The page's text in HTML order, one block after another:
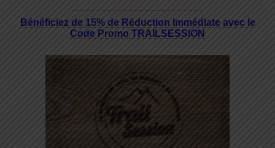
Bénéficiez de 15% de Réduction Immédiate avec le
Code Promo TRAILSESSION